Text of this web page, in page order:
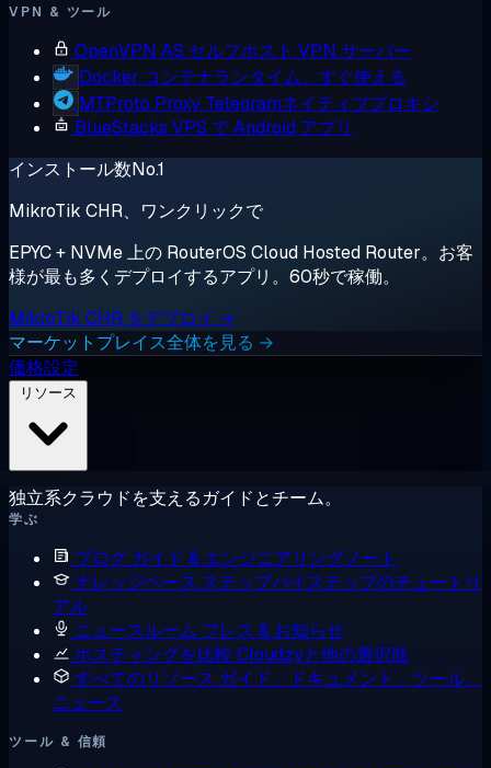
VPN & ツール
OpenVPN AS セルフホスト VPN サーバー
Docker コンテナランタイム、すぐ使える
MTProto Proxy Telegramネイティブプロキシ
BlueStacks VPS で Android アプリ
インストール数No.1
MikroTik CHR、ワンクリックで
EPYC + NVMe 上の RouterOS Cloud Hosted Router。お客
様が最も多くデプロイするアプリ。60秒で稼働。
MikroTik CHR をデプロイ →
マーケットプレイス全体を見る →
価格設定
独立系クラウドを支えるガイドとチーム。
学ぶ
ブログ ガイド & エンジニアリングノート
ナレッジベース ステップバイステップのチュートリ
アル
ニュースルーム プレス & お知らせ
ホスティングを比較 Cloudzyと他の選択肢
すべてのリソース ガイド、ドキュメント、ツール、
ニュース
ツール & 信頼